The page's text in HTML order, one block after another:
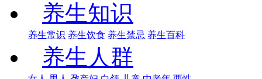
养生知识
养生常识 养生饮食 养生禁忌 养生百科
养生人群